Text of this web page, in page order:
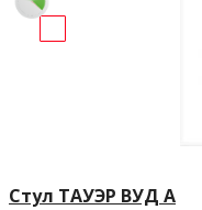
Стул ТАУЭР ВУД А